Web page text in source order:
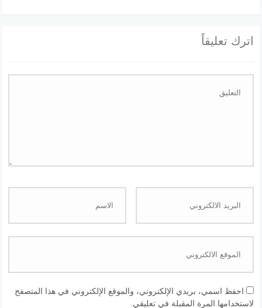
اترك تعليقاً
احفظ اسمي، بريدي الإلكتروني، والموقع الإلكتروني في هذا المتصفح
لاستخدامها المرة المقبلة في تعليقي.